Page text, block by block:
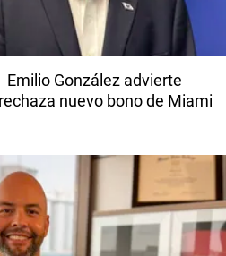
Emilio González advierte
nuevo bono de Miami